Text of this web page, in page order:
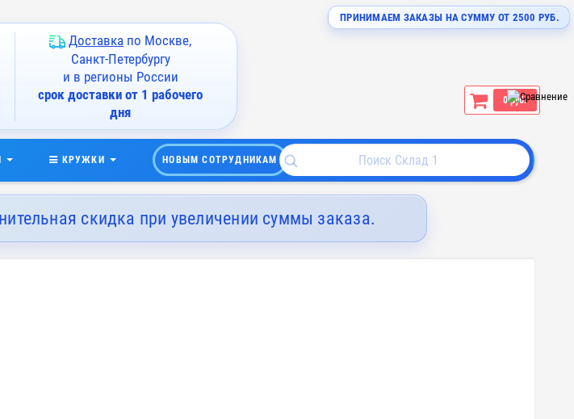
ПРИНИМАЕМ ЗАКАЗЫ НА СУММУ ОТ 2500 РУБ.
Доставка по Москве,
Санкт-Петербургу
и в регионы России
срок доставки от 1 рабочего
дня
0 руб.
КРУЖКИ НОВЫМ СОТРУДНИКАМ
скидка при увеличении суммы заказа.